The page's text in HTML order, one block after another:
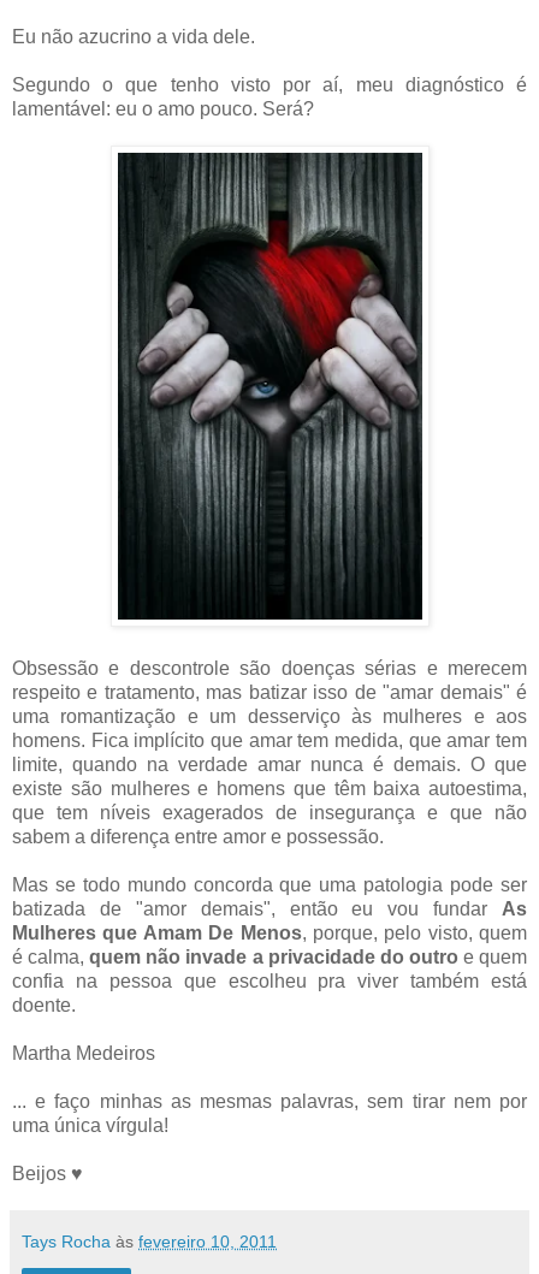
Eu não azucrino a vida dele.
Segundo o que tenho visto por aí, meu diagnóstico é
lamentável: eu o amo pouco. Será?
Obsessão e descontrole são doenças sérias e merecem
respeito e tratamento, mas batizar isso de "amar demais" é
uma romantização e um desserviço às mulheres e aos
homens. Fica implícito que amar tem medida, que amar tem
limite, quando na verdade amar nunca é demais. O que
existe são mulheres e homens que têm baixa autoestima,
que tem níveis exagerados de insegurança e que não
sabem a diferença entre amor e possessão.
Mas se todo mundo concorda que uma patologia pode ser
batizada de "amor demais", então eu vou fundar As
Mulheres que Amam De Menos, porque, pelo visto, quem
é calma,quem não invade a privacidade do outro e quem
confia na pessoa que escolheu pra viver também está
doente.
Martha Medeiros
... e faço minhas as mesmas palavras, sem tirar nem por
uma única vírgula!
Beijos ♥
Tays Rocha às fevereiro 10, 2011